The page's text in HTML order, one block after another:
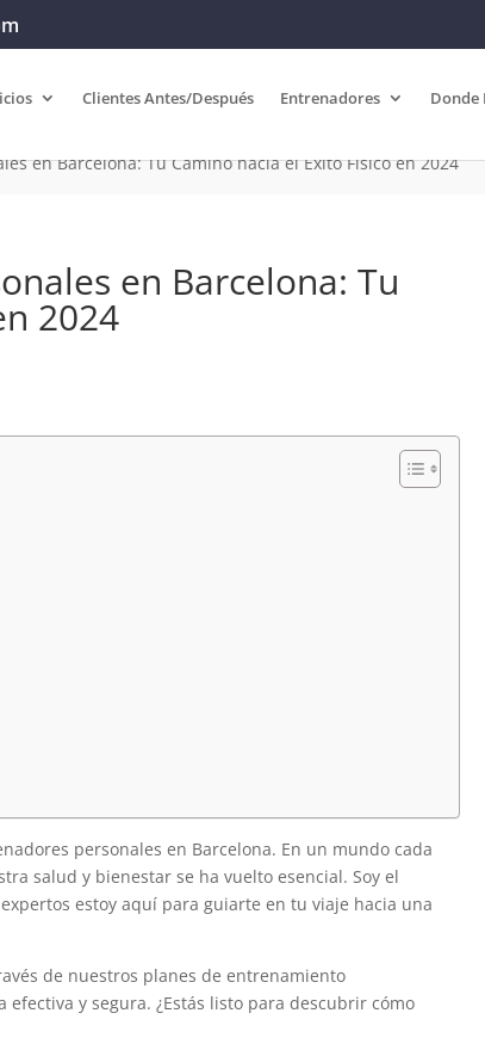
Clientes Antes/Después Entrenadores Donde
en Barcelona: Tu Camino hacia el Éxito Físico en 2024
en Barcelona: Tu
2024
personales en Barcelona. En un mundo cada
salud y bienestar se ha vuelto esencial. Soy el
estoy aquí para guiarte en tu viaje hacia una
de nuestros planes de entrenamiento
y segura. ¿Estás listo para descubrir cómo